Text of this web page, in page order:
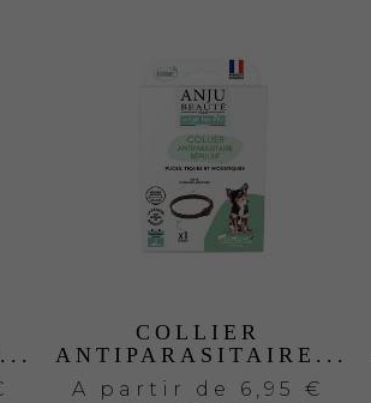
COLLIER
ANTIPARASITAIRE...
A partir de 6,95 €